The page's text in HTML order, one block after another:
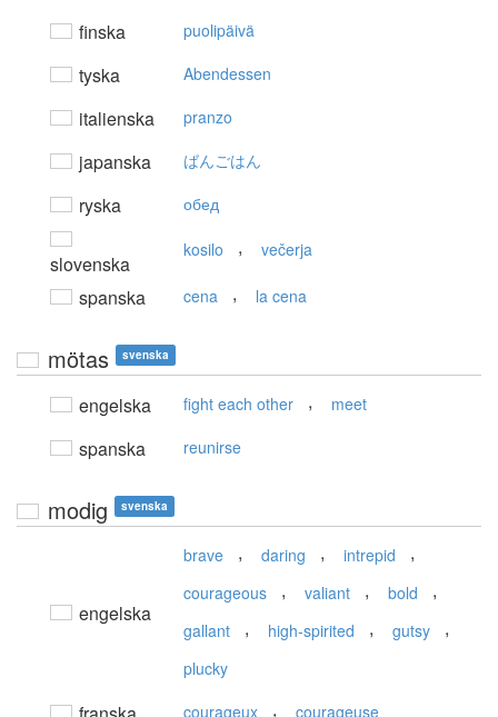
finska puolipäivä
tyska Abendessen
italienska pranzo
japanska ばんごはん
ryska обед
slovenska
kosilo , večerja
spanska cena , la cena
mötas svenska
engelska fight each other , meet
spanska reunirse
modig svenska
engelska
brave , daring , intrepid ,
courageous , valiant , bold ,
gallant , high-spirited , gutsy ,
plucky
courageux , courageuse